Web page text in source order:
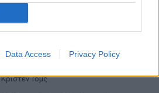
Data Access Privacy Policy
με τη σύντροφό του στην
Ελβετία και κοινή βραδινή
έξοδος για δείπνο
Ο Έλληνας τενίστας βρίσκεται σε σχέση
Κρίστεν Τομς